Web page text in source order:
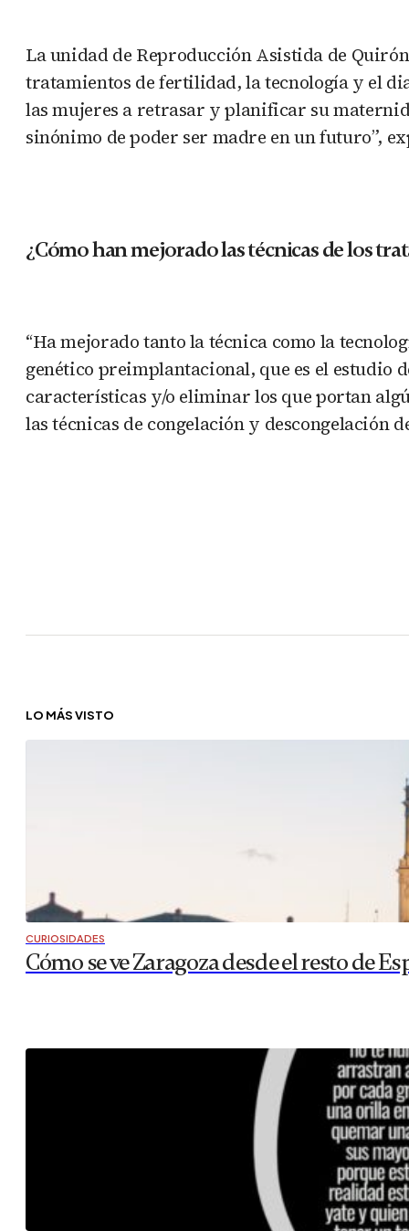
La unidad de Reproducción Asistida de
tratamientos de fertilidad, la tecnología y el
las mujeres a retrasar y planificar su
sinónimo de poder ser madre en un futuro”,
¿Cómo han mejorado las técnicas de los
“Ha mejorado tanto la técnica como la
genético preimplantacional, que es el estudio
características y/o eliminar los que portan
las técnicas de congelación y descongelación
LO MÁS VISTO
CURIOSIDADES
Cómo se ve Zaragoza desde el resto de